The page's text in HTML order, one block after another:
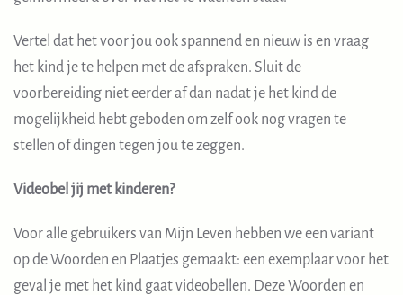
Vertel dat het voor jou ook spannend en nieuw is en vraag
het kind je te helpen met de afspraken. Sluit de
voorbereiding niet eerder af dan nadat je het kind de
mogelijkheid hebt geboden om zelf ook nog vragen te
stellen of dingen tegen jou te zeggen.
Videobel jij met kinderen?
Voor alle gebruikers van Mijn Leven hebben we een variant
op de Woorden en Plaatjes gemaakt: een exemplaar voor het
geval je met het kind gaat videobellen. Deze Woorden en